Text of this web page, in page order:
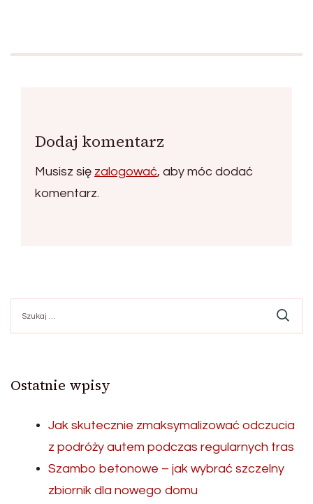
Dodaj komentarz
Musisz się zalogować, aby móc dodać
komentarz.
Ostatnie wpisy
Jak skutecznie zmaksymalizować odczucia
z podróży autem podczas regularnych tras
Szambo betonowe – jak wybrać szczelny
zbiornik dla nowego domu